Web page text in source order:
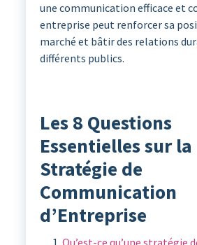
une communication efficace et
entreprise peut renforcer sa
marché et bâtir des relations
différents publics.
Les 8 Questions
Essentielles sur la
Stratégie de
Communication
d’Entreprise